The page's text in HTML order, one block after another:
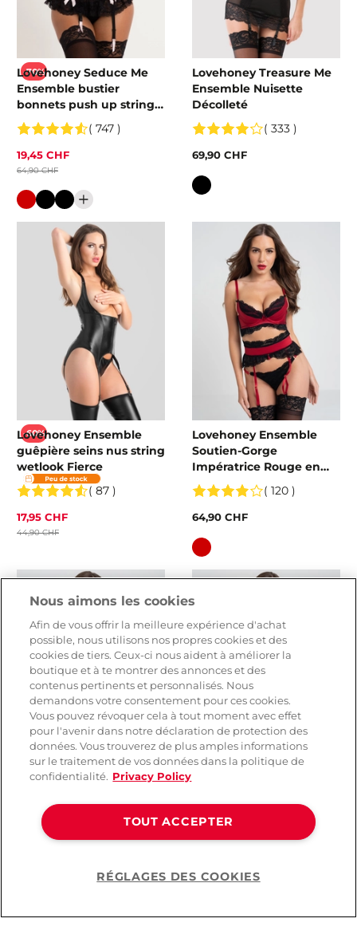
-70%
Lovehoney Seduce Me
Ensemble bustier
bonnets push up string
grande taille
( 747 )
19,45 CHF
64,90 CHF
Couleur
Lovehoney Treasure Me
Ensemble Nuisette
Décolleté
( 333 )
69,90 CHF
Couleur
-60%
Lovehoney Ensemble
guêpière seins nus string
wetlook Fierce
( 87 )
17,95 CHF
44,90 CHF
Lovehoney Ensemble
Soutien-Gorge
Impératrice Rouge en
Satin et Dentelle
( 120 )
64,90 CHF
Couleur
Lovehoney Impératrice
Ensemble Basque
( 185 )
( 154 )
59,90 CHF
Nous aimons les cookies
Afin de vous offrir la meilleure expérience d'achat
possible, nous utilisons nos propres cookies et des
cookies de tiers. Ceux-ci nous aident à améliorer la
boutique et à te montrer des annonces et des
contenus pertinents et personnalisés. Nous
demandons votre consentement pour ces cookies.
Vous pouvez révoquer cela à tout moment avec effet
pour l'avenir dans notre déclaration de protection des
données. Vous trouverez de plus amples informations
sur le traitement de vos données dans la politique de
confidentialité. Privacy Policy
TOUT ACCEPTER
RÉGLAGES DES COOKIES